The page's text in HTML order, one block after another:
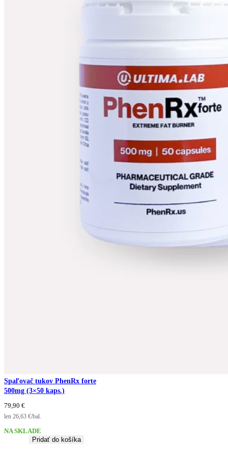
Spaľovač tukov PhenRx forte
500mg (3×50 kaps.)
79,90 €
len 26,63 €/bal.
NA SKLADE
Pridať do košíka